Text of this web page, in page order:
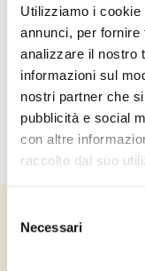
Utilizziamo i
annunci, per
analizzare il nostro
informazioni sul
nostri partner che
pubblicità e social
con altre
raccolto dal suo
delNecessari
NOME (A-Z/